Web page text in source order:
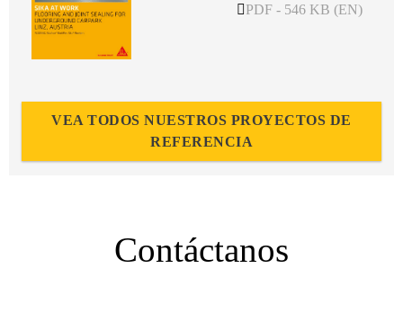
PDF - 546 KB (EN)
VEA TODOS NUESTROS PROYECTOS DE
REFERENCIA
Contáctanos